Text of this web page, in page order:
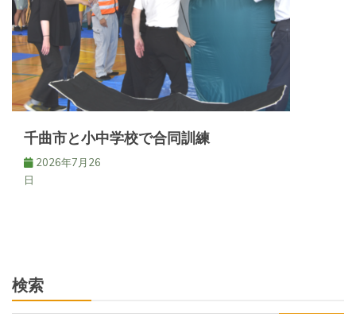
千曲市と小中学校で合同訓練
2026年7月26
日
検索